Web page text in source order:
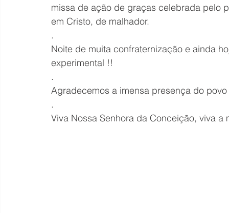
missa de ação de graças celebrada pelo
em Cristo, de malhador.
.
Noite de muita confraternização e ainda
experimental !!
.
Agradecemos a imensa presença do
.
Viva Nossa Senhora da Conceição, viva a